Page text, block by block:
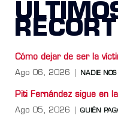
Cómo dejar de ser la
Ago 06, 2026 NADIE
Piti Fernández sigue en
Ago 05, 2026 QUIÉN